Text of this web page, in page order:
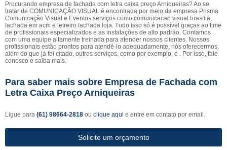
Procurando empresa de fachada com letra caixa preço Arniqueiras? Ao se
tratar de COMUNICAÇÃO VISUAL é encontrada por meio da empresa Prisma
Comunicação Visual e Eventos serviços como comunicacao visual brasilia,
fachada em acm e letreiro fachada loja. Tudo isso só é possível graças ao time
de profissionais especializados e as instalações de alto padrão. Contamos
com uma equipe altamente treinada para atender nossos clientes. Nossos
profissionais estão prontos para atendê-lo adequadamente, nós oferecermos,
além do que já foi citado, outros serviços, como por exemplo, e . Por isso, fale
conosco e saiba mais.
Para saber mais sobre Empresa de Fachada com
Letra Caixa Preço Arniqueiras
Ligue para (61) 98664-2818 ou clique aqui e entre em contato por email.
Solicite um orçamento